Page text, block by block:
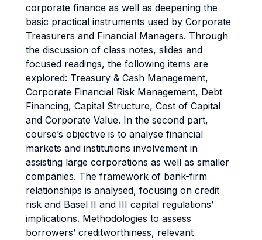
corporate finance as well as deepening the
basic practical instruments used by Corporate
Treasurers and Financial Managers. Through
the discussion of class notes, slides and
focused readings, the following items are
explored: Treasury & Cash Management,
Corporate Financial Risk Management, Debt
Financing, Capital Structure, Cost of Capital
and Corporate Value. In the second part,
course’s objective is to analyse financial
markets and institutions involvement in
assisting large corporations as well as smaller
companies. The framework of bank-firm
relationships is analysed, focusing on credit
risk and Basel II and III capital regulations’
implications. Methodologies to assess
borrowers’ creditworthiness, relevant